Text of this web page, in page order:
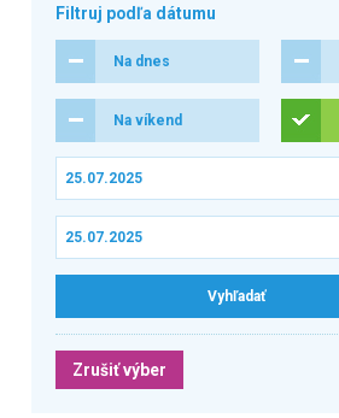
Filtruj podľa dátumu
Na dnes
Na víkend
Zrušiť výber